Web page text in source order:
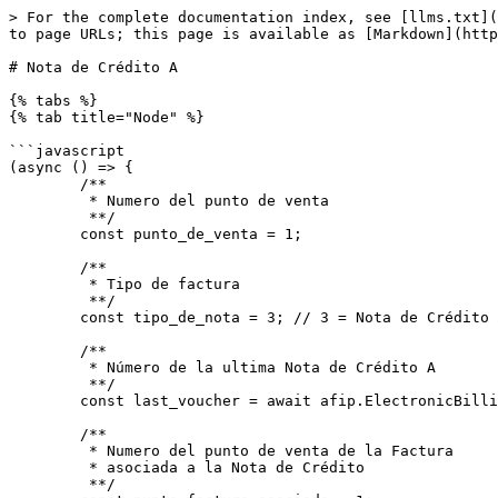
> For the complete documentation index, see [llms.txt](https://docs.afipsdk.com/llms.txt). Markdown versions of documentation pages are available by appending `.md` to page URLs; this page is available as [Markdown](https://docs.afipsdk.com/siguientes-pasos/web-services/factura-electronica/nota-de-credito-a.md).

# Nota de Crédito A

{% tabs %}
{% tab title="Node" %}

```javascript
(async () => {
	/**
	 * Numero del punto de venta
	 **/
	const punto_de_venta = 1;

	/**
	 * Tipo de factura
	 **/
	const tipo_de_nota = 3; // 3 = Nota de Crédito A
	
	/**
	 * Número de la ultima Nota de Crédito A
	 **/
	const last_voucher = await afip.ElectronicBilling.getLastVoucher(punto_de_venta, tipo_de_nota);

	/**
	 * Numero del punto de venta de la Factura 
	 * asociada a la Nota de Crédito
	 **/
	const punto_factura_asociada = 1;

	/**
	 * Tipo de Factura asociada a la Nota de Crédito
	 **/
	const tipo_factura_asociada = 1; // 1 = Factura A

	/**
	 * Numero de Factura asociada a la Nota de Crédito
	 **/
	const numero_factura_asociada = 1;

	/**
	 * Concepto de la factura
	 *
	 * Opciones:
	 *
	 * 1 = Productos 
	 * 2 = Servicios 
	 * 3 = Productos y Servicios
	 **/
	const concepto = 1;

	/**
	 * Tipo de documento del comprador
	 *
	 * Opciones:
	 *
	 * 80 = CUIT 
	 * 86 = CUIL 
	 * 96 = DNI
	 * 99 = Consumidor Final 
	 **/
	const tipo_de_documento = 80;

	/**
	 * Numero de documento del comprador (0 para consumidor final)
	 **/
	const numero_de_documento = 33693450239;

	/**
	 * Numero de Nota de Crédito
	 **/
	const numero_de_nota = last_voucher+1;

	/**
	 * Fecha de la Nota de Crédito en formato aaaa-mm-dd (hasta 10 dias antes y 10 dias despues)
	 **/
	const fecha = new Date(Date.now() - ((new Date()).getTimezoneOffset() * 60000)).toISOString().split('T')[0];

	/**
	 * Importe sujeto al IVA (sin icluir IVA)
	 **/
	const importe_gravado = 100;

	/**
	 * Importe exento al IVA
	 **/
	const importe_exento_iva = 0;

	/**
	 * Importe de IVA
	 **/
	const importe_iva = 21;

	/**
	 * Condición frente al IVA del receptor
	 * 
	 * 1 = IVA Responsable Inscripto
	 * 4 = IVA Sujeto Exento
	 * 5 = Consumidor Final
	 * 6 = Responsable Monotributo
	 * 7 = Sujeto No Categorizado
	 * 8 = Proveedor del Exterior
	 * 9 = Cliente del Exterior
	 * 10 = IVA Liberado – Ley N° 19.640
	 * 13 = Monotributista Social
	 * 15 = IVA No Alcanzado
	 * 16 = Monotributo Trabajador Independiente Promovido
	 **/
	const condicion_iva_receptor = 1;

	/**
	 * Los siguientes campos solo son obligatorios para los conceptos 2 y 3
	 **/
	let fecha_servicio_desde = null, fecha_servicio_hasta = null, fecha_vencimiento_pago = null;
	
	if (concepto === 2 || concepto === 3) {
		/**
		 * Fecha de inicio de servicio en formato aaaammdd
		 **/
		const fecha_servicio_desde = 20191213;

		/**
		 * Fecha de fin de servicio en formato aaaammdd
		 **/
		const fecha_servicio_hasta = 20191213;

		/**
		 * Fecha de vencimiento del pago en formato aaaammdd
		 **/
		const fecha_vencimiento_pago = 20191213;
	}

	const data = {
		'CantReg' 	: 1, // Cantidad de Notas de Crédito a registrar
		'PtoVta' 	: punto_de_venta,
		'CbteTipo' 	: tipo_de_nota, 
		'Concepto' 	: concepto,
		'DocTipo' 	: tipo_de_documento,
		'DocNro' 	: numero_de_documento,
		'CbteDesde' : numero_de_nota,
		'CbteHasta' :